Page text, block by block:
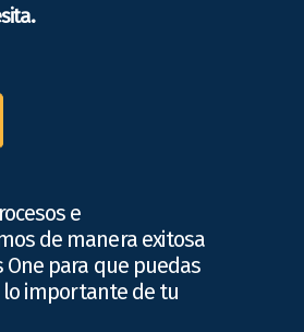
e
de manera exitosa
One para que puedas
importante de tu